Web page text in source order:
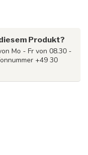
Produkt?
Mo - Fr von 08.30 -
+49 30